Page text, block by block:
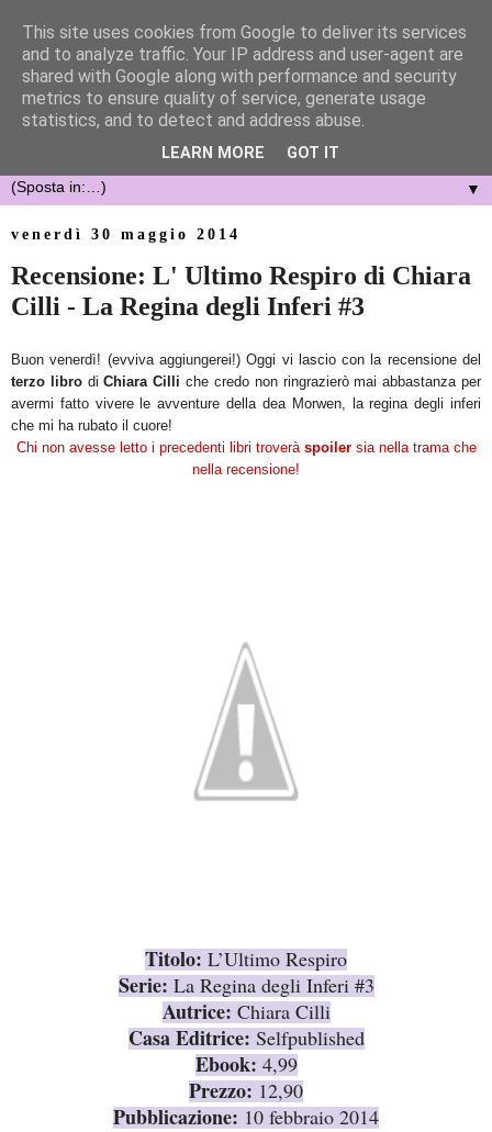
▼
venerdì 30 maggio 2014
Recensione: L' Ultimo Respiro di Chiara
Cilli - La Regina degli Inferi #3
Buon venerdì! (evviva aggiungerei!) Oggi vi lascio con la recensione del
terzo librodiChiara Cilli che credo non ringrazierò mai abbastanza per
avermi fatto vivere le avventure della dea Morwen, la regina degli inferi
che mi ha rubato il cuore!
Chi non avesse letto i precedenti libri troverà spoilersia nella trama che
nella recensione!
Titolo: L’Ultimo Respiro
Serie:La Regina degli Inferi #3
Autrice:Chiara Cilli
Casa Editrice: Selfpublished
Ebook: 4,99
Prezzo: 12,90
Pubblicazione: 10 febbraio 2014
This site uses cookies from Google to deliver its services
and to analyze traffic. Your IP address and user-agent are
shared with Google along with performance and security
metrics to ensure quality of service, generate usage
statistics, and to detect and address abuse.
LEARN MORE GOT IT